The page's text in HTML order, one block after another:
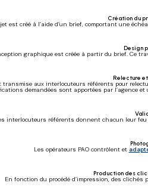
Création du
est créé à l’aide d’un brief, comportant une
Design
graphique est créée à partir du brief. Ce
Relecture
transmise aux interlocuteurs référents pour
demandées sont apportées par l’agence
interlocuteurs référents donnent chacun leur
Les opérateurs PAO contrôlent et
Production des
En fonction du procédé d’impression, des clichés